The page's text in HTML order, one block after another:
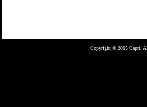
Copyright © 2005 Capri.